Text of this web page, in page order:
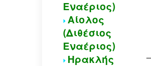
Εναέριος)
Αίολος
(Διθέσιος
Εναέριος)
Ηρακλής